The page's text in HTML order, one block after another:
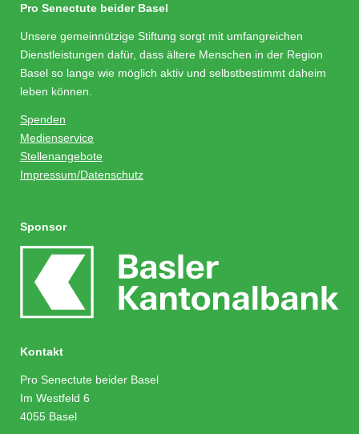
Pro Senectute beider Basel
Unsere gemeinnützige Stiftung sorgt mit umfangreichen
Dienstleistungen dafür, dass ältere Menschen in der Region
Basel so lange wie möglich aktiv und selbstbestimmt daheim
leben können.
Spenden
Medienservice
Stellenangebote
Impressum/Datenschutz
Sponsor
Kontakt
Pro Senectute beider Basel
Im Westfeld 6
4055 Basel